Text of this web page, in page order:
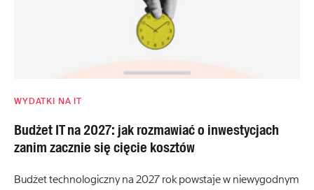
WYDATKI NA IT
Budżet IT na 2027: jak rozmawiać o inwestycjach
zanim zacznie się cięcie kosztów
Budżet technologiczny na 2027 rok powstaje w niewygodnym